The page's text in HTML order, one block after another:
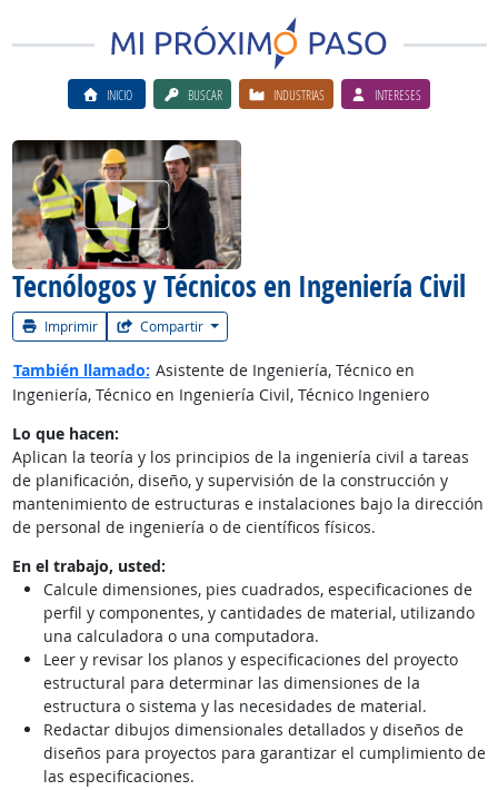
INICIO BUSCAR INDUSTRIAS INTERESES
Tecnólogos y Técnicos en Ingeniería Civil
Imprimir Compartir
Ver el vίdeo de la carrera
También llamado: Asistente de Ingeniería, Técnico en
Ingeniería, Técnico en Ingeniería Civil, Técnico Ingeniero
Lo que hacen:
Aplican la teoría y los principios de la ingeniería civil a tareas
de planificación, diseño, y supervisión de la construcción y
mantenimiento de estructuras e instalaciones bajo la dirección
de personal de ingeniería o de científicos físicos.
En el trabajo, usted:
Calcule dimensiones, pies cuadrados, especificaciones de
perfil y componentes, y cantidades de material, utilizando
una calculadora o una computadora.
Leer y revisar los planos y especificaciones del proyecto
estructural para determinar las dimensiones de la
estructura o sistema y las necesidades de material.
Redactar dibujos dimensionales detallados y diseños de
diseños para proyectos para garantizar el cumplimiento de
las especificaciones.